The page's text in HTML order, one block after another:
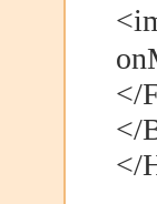
</
</
</